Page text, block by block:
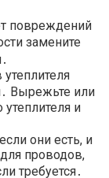
повреждений
замените
Вырежьте или
и
они есть, и
проводов,
требуется․